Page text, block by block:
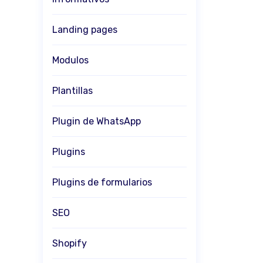
Landing pages
Modulos
Plantillas
Plugin de WhatsApp
Plugins
Plugins de formularios
SEO
Shopify